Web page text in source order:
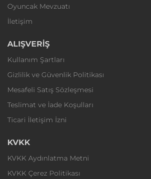
Oyuncak Mevzuatı
İletişim
ALIŞVERİŞ
Kullanım Şartları
Gizlilik ve Güvenlik Politikası
Mesafeli Satış Sözleşmesi
Teslimat ve İade Koşulları
Ticari İletişim İzni
KVKK
KVKK Aydınlatma Metni
KVKK Çerez Politikası